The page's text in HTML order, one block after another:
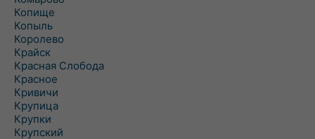
Копище
Копыль
Королево
Крайск
Красная Слобода
Красное
Кривичи
Крупица
Крупки
Крупский